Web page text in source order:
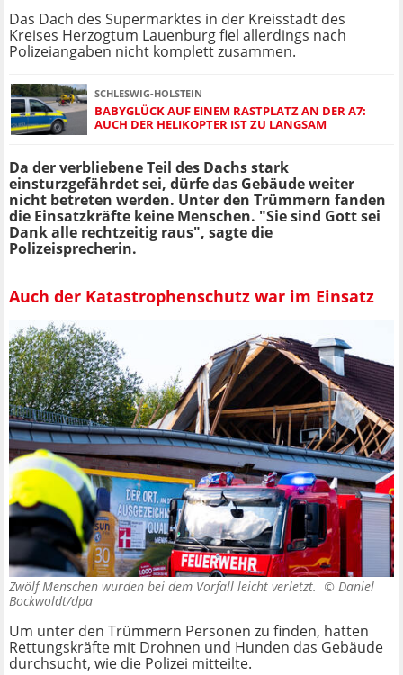
Das Dach des Supermarktes in der Kreisstadt des
Kreises Herzogtum Lauenburg fiel allerdings nach
Polizeiangaben nicht komplett zusammen.
SCHLESWIG-HOLSTEIN
BABYGLÜCK AUF EINEM RASTPLATZ AN DER A7:
AUCH DER HELIKOPTER IST ZU LANGSAM
Da der verbliebene Teil des Dachs stark
einsturzgefährdet sei, dürfe das Gebäude weiter
nicht betreten werden. Unter den Trümmern fanden
die Einsatzkräfte keine Menschen. "Sie sind Gott sei
Dank alle rechtzeitig raus", sagte die
Polizeisprecherin.
Auch der Katastrophenschutz war im Einsatz
Zwölf Menschen wurden bei dem Vorfall leicht verletzt. © Daniel
Bockwoldt/dpa
Um unter den Trümmern Personen zu finden, hatten
Rettungskräfte mit Drohnen und Hunden das Gebäude
durchsucht, wie die Polizei mitteilte.